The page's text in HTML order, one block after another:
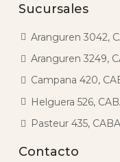
Sucursales
Aranguren 3042,
Aranguren 3249,
Campana 420,
Helguera 526,
Pasteur 435, CABA
Contacto